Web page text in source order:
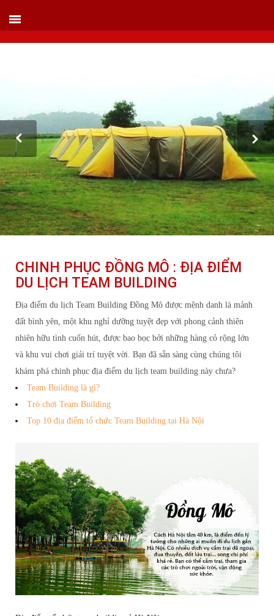
http://www.vietlinktour.com / http://vietlinkevent.com
CHINH PHỤC ĐỒNG MÔ : ĐỊA ĐIỂM
DU LỊCH TEAM BUILDING
Địa điểm du lịch Team Building Đồng Mô được mệnh danh là mảnh
đất bình yên, một khu nghỉ dưỡng tuyệt đẹp với phong cảnh thiên
nhiên hữu tình cuốn hút, được bao bọc bởi những hàng cỏ rộng lớn
và khu vui chơi giải trí tuyệt vời. Bạn đã sẵn sàng cùng chúng tôi
khám phá chinh phục địa điểm du lịch team building này chưa?
Team Building là gì?
Trò chơi Team Building
Top 10 địa điểm tổ chức Team Building tại Hà Nội